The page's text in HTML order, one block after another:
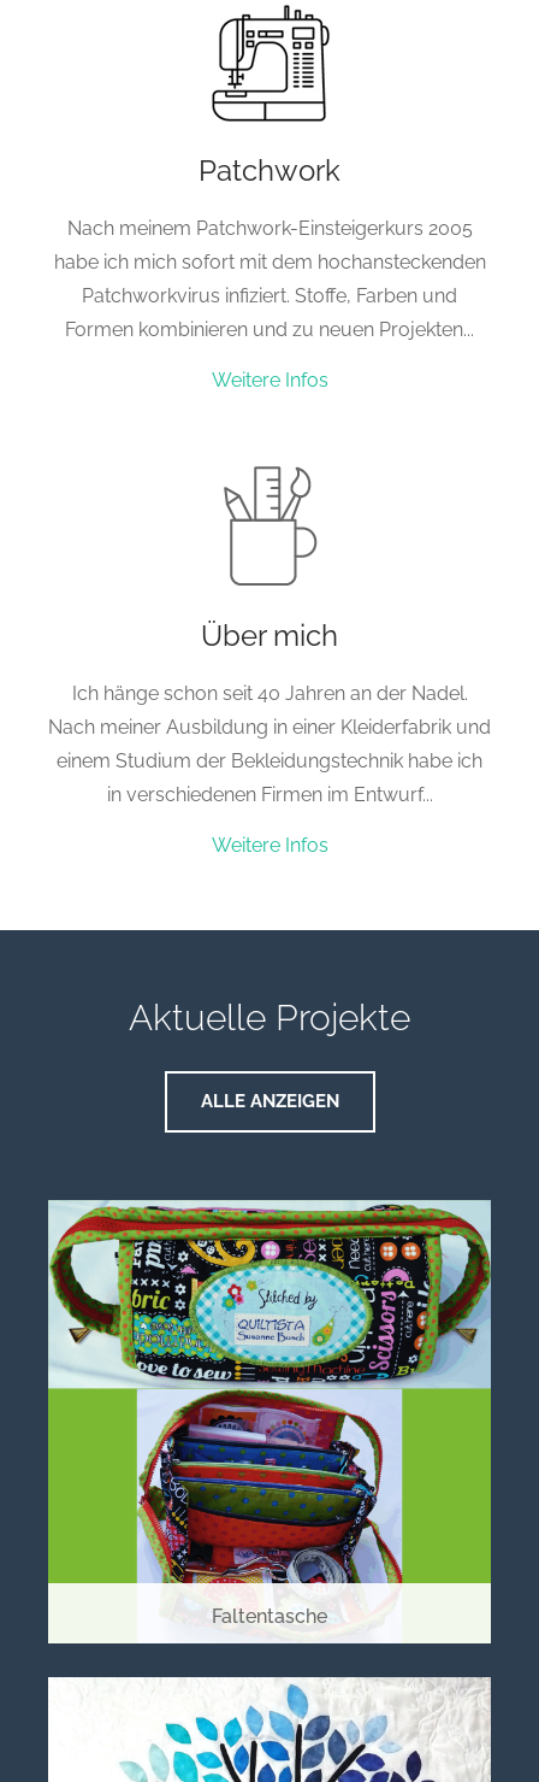
Patchwork
Nach meinem Patchwork-Einsteigerkurs 2005
habe ich mich sofort mit dem hochansteckenden
Patchworkvirus infiziert. Stoffe, Farben und
Formen kombinieren und zu neuen Projekten...
Weitere Infos
Über mich
Ich hänge schon seit 40 Jahren an der Nadel.
Nach meiner Ausbildung in einer Kleiderfabrik und
einem Studium der Bekleidungstechnik habe ich
in verschiedenen Firmen im Entwurf...
Weitere Infos
Aktuelle Projekte
ALLE ANZEIGEN
Faltentasche